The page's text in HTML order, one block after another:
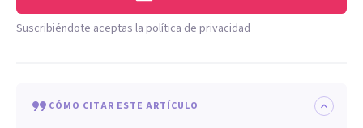
Suscribiéndote aceptas la política de privacidad
CÓMO CITAR ESTE ARTÍCULO